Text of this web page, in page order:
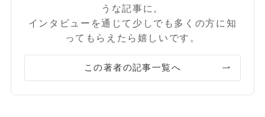
うな記事に。
インタビューを通じて少しでも多くの方に知
ってもらえたら嬉しいです。
この著者の記事一覧へ